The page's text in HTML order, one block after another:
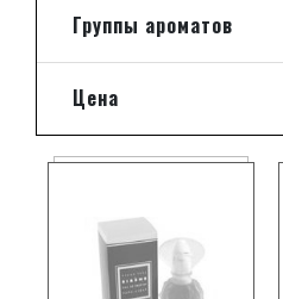
Группы ароматов
Цена